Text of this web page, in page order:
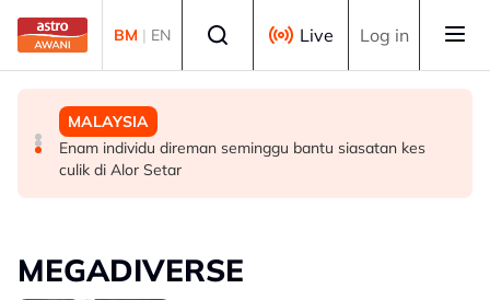
Skip to main content
BM | EN Live Log in
SUKAN
Hakim Danish kekal bersama MSi Racing Team musim
depan
MALAYSIA
Pulau Pinang henti pelaksanaan ANPR serta-merta,
semak semula perincian - Chow
MALAYSIA
Enam individu direman seminggu bantu siasatan kes
culik di Alor Setar
MEGADIVERSE